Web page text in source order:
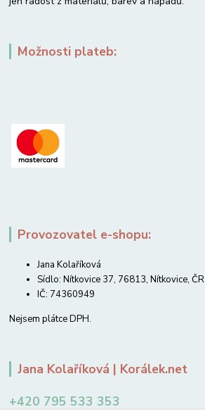
Možnosti plateb:
Provozovatel e-shopu:
Jana Kolaříková
Sídlo: Nítkovice 37, 76813, Nítkovice, ČR
IČ: 74360949
Nejsem plátce DPH.
Jana Kolaříková | Korálek.net
+420 795 533 353